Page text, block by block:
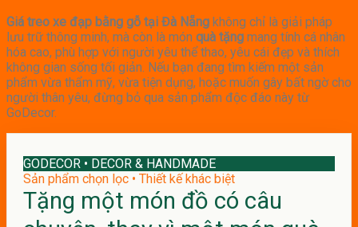
Giá treo xe đạp bằng gỗ tại Đà Nẵng không chỉ là giải pháp
lưu trữ thông minh, mà còn là món quà tặng mang tính cá nhân
hóa cao, phù hợp với người yêu thể thao, yêu cái đẹp và thích
không gian sống tối giản. Nếu bạn đang tìm kiếm một sản
phẩm vừa thẩm mỹ, vừa tiện dụng, hoặc muốn gây bất ngờ cho
người thân yêu, đừng bỏ qua sản phẩm độc đáo này từ
GoDecor.
GODECOR • DECOR & HANDMADE
Sản phẩm chọn lọc • Thiết kế khác biệt
Tặng một món đồ có câu